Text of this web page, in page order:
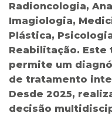
Radioncologia,
Imagiologia,
Plástica,
Reabilitação.
permite um
de tratamento
Desde 2025,
decisão